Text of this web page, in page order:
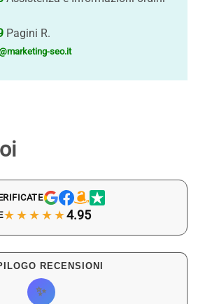
Pagini R.
seo.it
★★★★★4.95
RECENSIONI
✨